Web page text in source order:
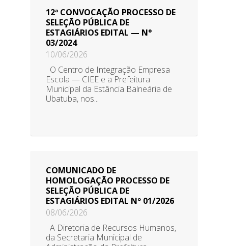
12ª CONVOCAÇÃO PROCESSO DE
SELEÇÃO PÚBLICA DE
ESTAGIÁRIOS EDITAL — N°
03/2024
10/06/2026
O Centro de Integração Empresa
Escola — CIEE e a Prefeitura
Municipal da Estância Balneária de
Ubatuba, nos...
COMUNICADO DE
HOMOLOGAÇÃO PROCESSO DE
SELEÇÃO PÚBLICA DE
ESTAGIÁRIOS EDITAL Nº 01/2026
08/06/2026
A Diretoria de Recursos Humanos,
da Secretaria Municipal de